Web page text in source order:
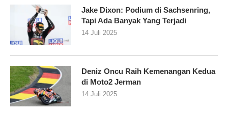
Jake Dixon: Podium di Sachsenring,
Tapi Ada Banyak Yang Terjadi
14 Juli 2025
Deniz Oncu Raih Kemenangan Kedua
di Moto2 Jerman
14 Juli 2025